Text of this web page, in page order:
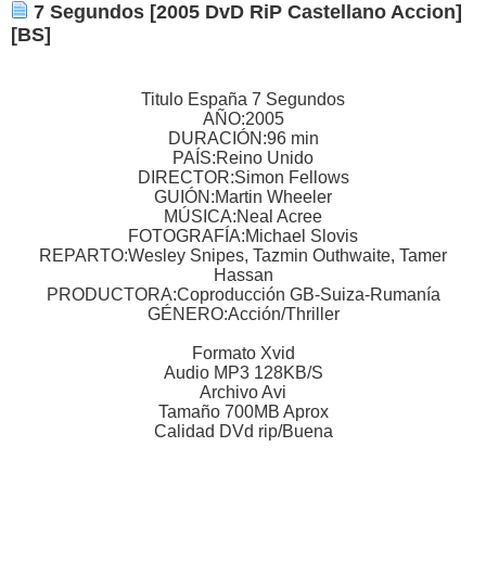
7 Segundos [2005 DvD RiP Castellano Accion]
[BS]
Titulo España 7 Segundos
AÑO:2005
DURACIÓN:96 min
PAÍS:Reino Unido
DIRECTOR:Simon Fellows
GUIÓN:Martin Wheeler
MÚSICA:Neal Acree
FOTOGRAFÍA:Michael Slovis
REPARTO:Wesley Snipes, Tazmin Outhwaite, Tamer
Hassan
PRODUCTORA:Coproducción GB-Suiza-Rumanía
GÉNERO:Acción/Thriller
Formato Xvid
Audio MP3 128KB/S
Archivo Avi
Tamaño 700MB Aprox
Calidad DVd rip/Buena